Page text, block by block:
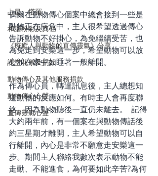
占星、塔羅
和諧粉彩及其他
《療癒人與動物的直傳靈氣》分享
課堂花絮及捐款
動物傳心及其他服務捐款
動物傳心心聲
直傳靈氣心聲
偶爾在動物傳心個案中總會接到一些是
動物正在病危中，主人很希望透過傳心
告訴動物不好掛心，為免繼續受苦，也
為免走到安樂這一步，希望動物可以放
心並在家中如睡著一般離開。
作為傳心員，轉達訊息後，主人總想知
道動物的反應如何。有時主人會再度聯
絡，因為動物聽後一直仍未離去。  記得
大約兩年前，有一個案在與動物傳話後
約三星期才離開，主人希望動物可以自
行離開，內心是非常不願意走安樂這一
步。期間主人聯絡我數次表示動物不能
走動、不能進食，為何要如此辛苦?為何